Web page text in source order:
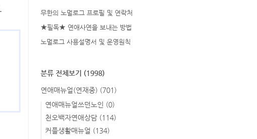
무한의 노멀로그 프로필 및 연락처
★필독★ 연애사연을 보내는 방법
노멀로그 사용설명서 및 운영원칙
분류 전체보기 (1998)
연애매뉴얼(연재중) (701)
연애매뉴얼쓰던노인 (0)
천오백자연애상담 (114)
커플생활매뉴얼 (134)